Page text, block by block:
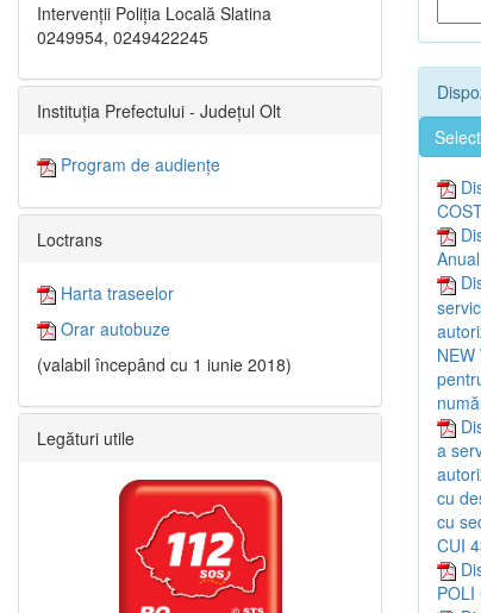
a
cu
cu
CUI
POLI
Intervenții Poliția Locală Slatina
0249954, 0249422245
Instituția Prefectului - Județul Olt
Program de audiențe
Loctrans
Harta traseelor
Orar autobuze
(valabil începând cu 1 iunie 2018)
Legături utile